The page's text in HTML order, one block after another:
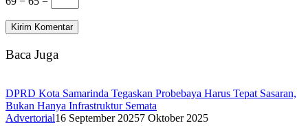
Baca Juga
DPRD Kota Samarinda Tegaskan Probebaya Harus Tepat Sasaran,
Bukan Hanya Infrastruktur Semata
Advertorial16 September 20257 Oktober 2025